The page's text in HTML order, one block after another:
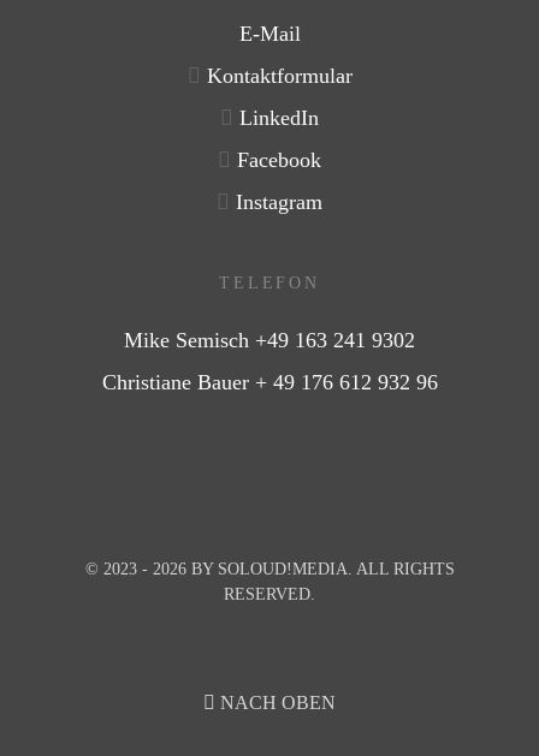
E-Mail
Kontaktformular
LinkedIn
Facebook
Instagram
TELEFON
Mike Semisch +49 163 241 9302
Christiane Bauer + 49 176 612 932 96
© 2023 - 2026 BY SOLOUD!MEDIA. ALL RIGHTS
RESERVED.
NACH OBEN